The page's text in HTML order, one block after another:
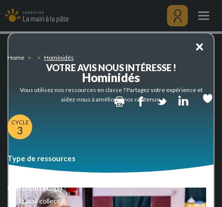
to
main
content
Menu
Home Hominidés
Hominidés
PrintFacebook
Twitter
CYCLE
3
Type de ressources
Project
Contributeur(s)
Travail collectif
×
VOTRE AVIS NOUS INTÉRESSE !
Vous utilisez nos ressources en classe ? Partagez votre expérience et
aidez-nous à améliorer nos contenus.